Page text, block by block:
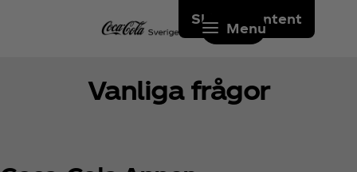
Skip to content
Menu
Vanliga frågor